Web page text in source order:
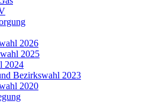
2026
2025
2024
Bezirkswahl 2023
2020